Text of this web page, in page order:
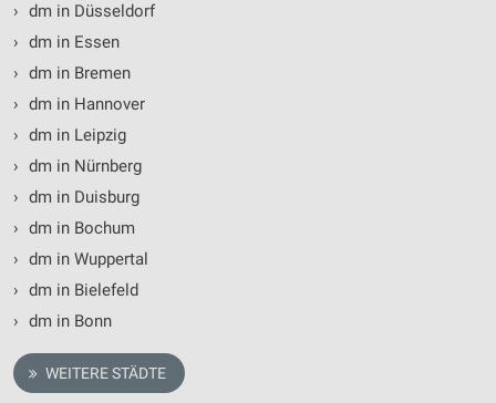
› dm in Düsseldorf
› dm in Essen
› dm in Bremen
› dm in Hannover
› dm in Leipzig
› dm in Nürnberg
› dm in Duisburg
› dm in Bochum
› dm in Wuppertal
› dm in Bielefeld
› dm in Bonn
WEITERE STÄDTE
Geräte anhand von aktiv angeforderten
Informationen identifizieren
Nicht-IAB-Verarbeitungszwecke:
Notwendig
Funktional